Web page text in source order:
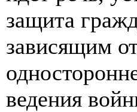
защита
зависящим
ведения